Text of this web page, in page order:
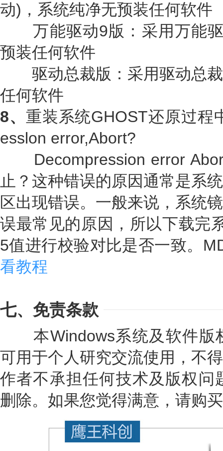
动)，系统纯净无预装任何软件
万能驱动9版：采用万能驱
预装任何软件
驱动总裁版：采用驱动总裁
任何软件
8、 重装系统GHOST还原过程
esslon error,Abort?
Decompression error
止？这种错误的原因通常是系
区出现错误。一般来说，系统
误最常见的原因，所以下载完
5值进行校验对比是否一致。
看教程
七、免责条款
本Windows系统及软件版
可用于个人研究交流使用，不
作者不承担任何技术及版权问
删除。如果您觉得满意，请购